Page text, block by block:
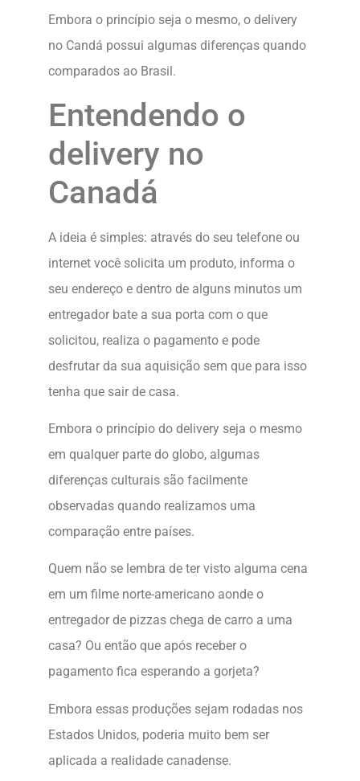
Embora o princípio seja o mesmo, o delivery
no Candá possui algumas diferenças quando
comparados ao Brasil.
Entendendo o
delivery no
Canadá
A ideia é simples: através do seu telefone ou
internet você solicita um produto, informa o
seu endereço e dentro de alguns minutos um
entregador bate a sua porta com o que
solicitou, realiza o pagamento e pode
desfrutar da sua aquisição sem que para isso
tenha que sair de casa.
Embora o princípio do delivery seja o mesmo
em qualquer parte do globo, algumas
diferenças culturais são facilmente
observadas quando realizamos uma
comparação entre países.
Quem não se lembra de ter visto alguma cena
em um filme norte-americano aonde o
entregador de pizzas chega de carro a uma
casa? Ou então que após receber o
pagamento fica esperando a gorjeta?
Embora essas produções sejam rodadas nos
Estados Unidos, poderia muito bem ser
aplicada a realidade canadense.